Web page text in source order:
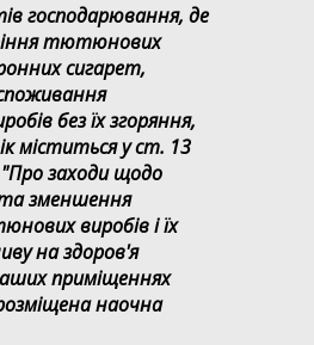
господарювання, де
тютюнових
сигарет,
без їх згоряння,
міститься у ст. 13
"Про заходи щодо
зменшення
виробів і їх
на здоров'я
приміщеннях
наочна